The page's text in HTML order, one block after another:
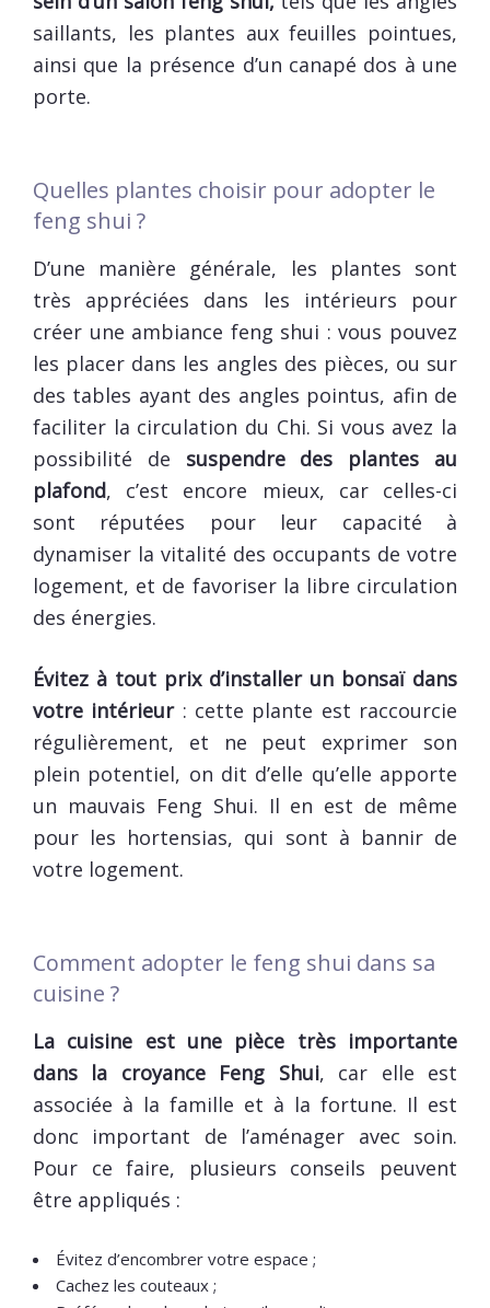
saillants, les plantes aux feuilles pointues,
ainsi que la présence d’un canapé dos à une
porte.
Quelles plantes choisir pour adopter le
feng shui ?
D’une manière générale, les plantes sont
très appréciées dans les intérieurs pour
créer une ambiance feng shui : vous pouvez
les placer dans les angles des pièces, ou sur
des tables ayant des angles pointus, afin de
faciliter la circulation du Chi. Si vous avez la
possibilité de suspendre des plantes au
plafond, c’est encore mieux, car celles-ci
sont réputées pour leur capacité à
dynamiser la vitalité des occupants de votre
logement, et de favoriser la libre circulation
des énergies.
Évitez à tout prix d’installer un bonsaï dans
votre intérieur: cette plante est raccourcie
régulièrement, et ne peut exprimer son
plein potentiel, on dit d’elle qu’elle apporte
un mauvais Feng Shui. Il en est de même
pour les hortensias, qui sont à bannir de
votre logement.
Comment adopter le feng shui dans sa
cuisine ?
La cuisine est une pièce très importante
dans la croyance Feng Shui, car elle est
associée à la famille et à la fortune. Il est
donc important de l’aménager avec soin.
Pour ce faire, plusieurs conseils peuvent
être appliqués :
Évitez d’encombrer votre espace ;
Cachez les couteaux ;